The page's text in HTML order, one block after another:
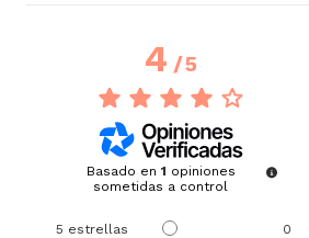
4/5
Basado en 1 opiniones
sometidas a control
5 estrellas
0